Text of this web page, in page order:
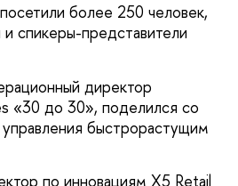
более 250 человек,
спикеры-представители
директор
«30 до 30», поделился со
быстрорастущим
по инновациям X5 Retail